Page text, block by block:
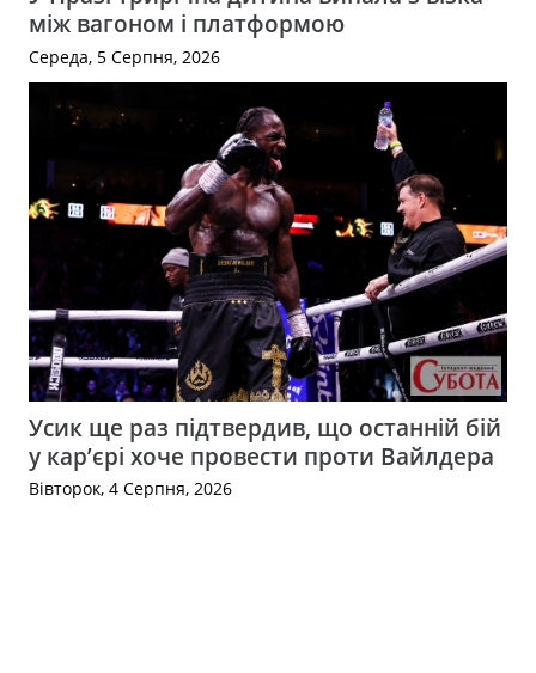
між вагоном і платформою
Середа, 5 Серпня, 2026
Усик ще раз підтвердив, що останній бій
у кар’єрі хоче провести проти Вайлдера
Вівторок, 4 Серпня, 2026